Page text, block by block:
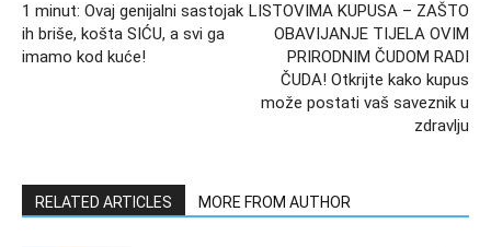
1 minut: Ovaj genijalni sastojak
ih briše, košta SIĆU, a svi ga
imamo kod kuće!
LISTOVIMA KUPUSA – ZAŠTO
OBAVIJANJE TIJELA OVIM
PRIRODNIM ČUDOM RADI
ČUDA! Otkrijte kako kupus
može postati vaš saveznik u
zdravlju
RELATED ARTICLES MORE FROM AUTHOR